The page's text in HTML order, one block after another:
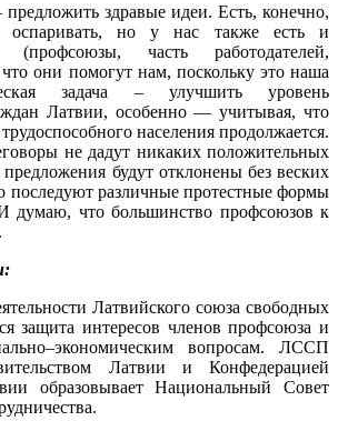
здравые идеи. Есть, конечно,
оспаривать, но у нас также есть и
(профсоюзы, часть работодателей,
они помогут нам, поскольку это наша
задача – улучшить уровень
Латвии, особенно — учитывая, что
населения продолжается.
не дадут никаких положительных
будут отклонены без веских
последуют различные протестные формы
думаю, что большинство профсоюзов к
Латвийского союза свободных
защита интересов членов профсоюза и
вопросам. ЛССП
Латвии и Конфедерацией
образовывает Национальный Совет